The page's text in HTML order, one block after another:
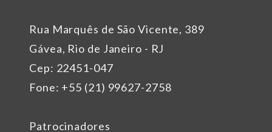
Rua Marquês de São Vicente, 389
Gávea, Rio de Janeiro - RJ
Cep: 22451-047
Fone: +55 (21) 99627-2758
Patrocinadores